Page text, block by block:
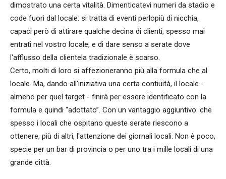
dimostrato una certa vitalità. Dimenticatevi numeri da stadio e
code fuori dal locale: si tratta di eventi perlopiù di nicchia,
capaci però di attirare qualche decina di clienti, spesso mai
entrati nel vostro locale, e di dare senso a serate dove
l'afflusso della clientela tradizionale è scarso.
Certo, molti di loro si affezioneranno più alla formula che al
locale. Ma, dando all'iniziativa una certa contiuità, il locale -
almeno per quel target - finirà per essere identificato con la
formula e quindi “adottato”. Con un vantaggio aggiuntivo: che
spesso i locali che ospitano queste serate riescono a
ottenere, più di altri, l'attenzione dei giornali locali. Non è poco,
specie per un bar di provincia o per uno tra i mille locali di una
grande città.